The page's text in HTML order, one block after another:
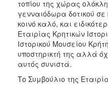
ΔΗΜΟΣ
ΠΟΛΙΤΙΣΜΟΣ
ΑΝΘΕΚΤΙΚΗ
τοπίου της χώρας
γενναιόδωρα δοτικού
κοινό καλό, και
Εταιρίας Κρητικών
Ιστορικού Μουσείου
υποστηρικτή της αλλά
αυτός συνιστά.
Το Συμβούλιο της